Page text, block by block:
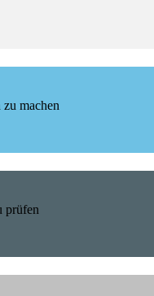
machen
prüfen